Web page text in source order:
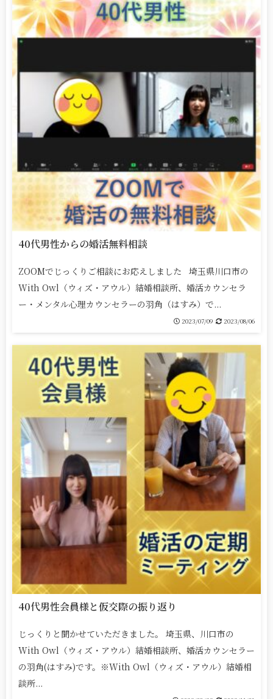
40代男性からの婚活無料相談
ZOOMでじっくりご相談にお応えしました 埼玉県川口市の
With Owl（ウィズ・アウル）結婚相談所、婚活カウンセラ
ー・メンタル心理カウンセラーの羽角（はすみ）で...
2023/07/09 2023/08/06
40代男性会員様と仮交際の振り返り
じっくりと聞かせていただきました。 埼玉県、川口市の
With Owl（ウィズ・アウル）結婚相談所、婚活カウンセラー
の羽角(はすみ)です。※With Owl（ウィズ・アウル）結婚相
談所...